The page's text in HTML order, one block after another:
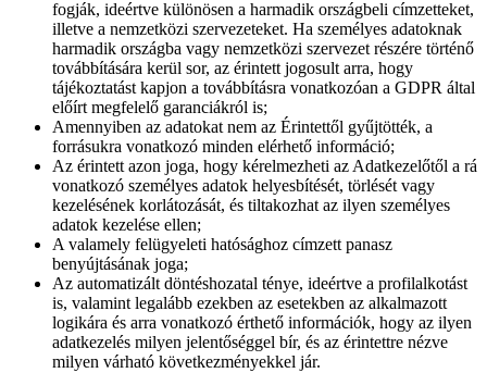
fogják, ideértve különösen a harmadik országbeli címzetteket,
illetve a nemzetközi szervezeteket. Ha személyes adatoknak
harmadik országba vagy nemzetközi szervezet részére történő
továbbítására kerül sor, az érintett jogosult arra, hogy
tájékoztatást kapjon a továbbításra vonatkozóan a GDPR által
előírt megfelelő garanciákról is;
Amennyiben az adatokat nem az Érintettől gyűjtötték, a
forrásukra vonatkozó minden elérhető információ;
Az érintett azon joga, hogy kérelmezheti az Adatkezelőtől a rá
vonatkozó személyes adatok helyesbítését, törlését vagy
kezelésének korlátozását, és tiltakozhat az ilyen személyes
adatok kezelése ellen;
A valamely felügyeleti hatósághoz címzett panasz
benyújtásának joga;
Az automatizált döntéshozatal ténye, ideértve a profilalkotást
is, valamint legalább ezekben az esetekben az alkalmazott
logikára és arra vonatkozó érthető információk, hogy az ilyen
adatkezelés milyen jelentőséggel bír, és az érintettre nézve
milyen várható következményekkel jár.